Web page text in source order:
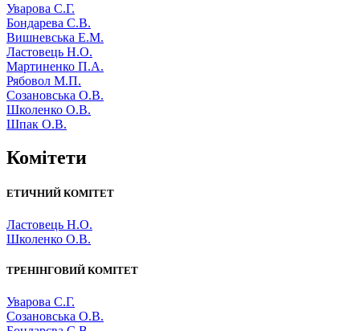
Уварова С.Г.
Бондарева С.В.
Вишневська Е.М.
Ластовець Н.О.
Мартиненко П.А.
Рябовол М.П.
Созановська О.В.
Школенко О.В.
Шпак О.В.
Комітети
ЕТИЧНИЙ КОМІТЕТ
Ластовець Н.О.
Школенко О.В.
ТРЕНІНГОВИЙ КОМІТЕТ
Уварова С.Г.
Созановська О.В.